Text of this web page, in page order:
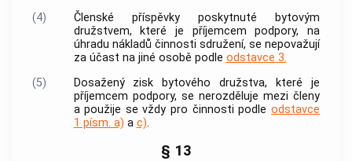
(4)
Členské příspěvky poskytnuté bytovým
družstvem, které je příjemcempodpory, na
úhradu nákladů činnosti sdružení, se nepovažují
za účast na jiné osobě podle odstavce 3.
(5)
Dosažený zisk bytového družstva, které je
příjemcem podpory, se nerozděluje mezi členy
a použije se vždy pro činnosti podle odstavce
1 písm. a) a c).
§ 13